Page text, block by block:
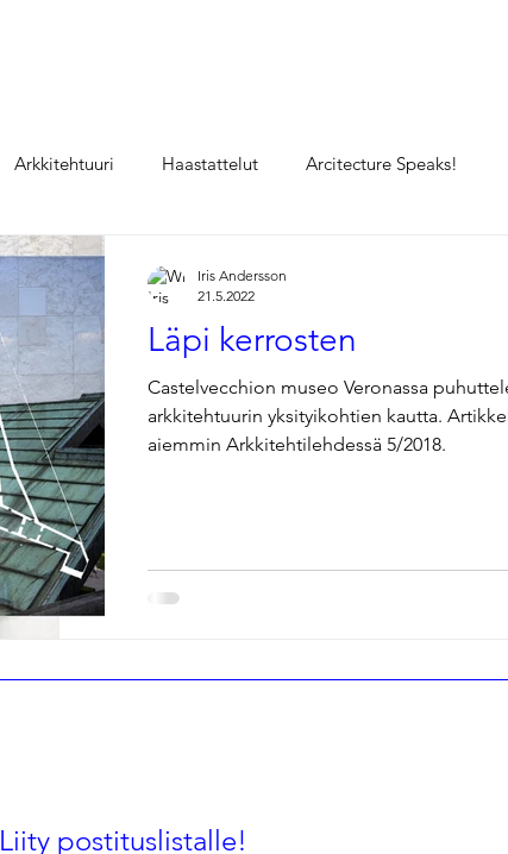
Arkkitehtuuri Haastattelut Arcitecture Speaks!
Läpi kerrosten
Castelvecchion museo Veronassa
arkkitehtuurin yksityikohtien kautta.
aiemmin Arkkitehtilehdessä 5/2018.
Iris Andersson
21.5.2022
Liity postituslistalle!